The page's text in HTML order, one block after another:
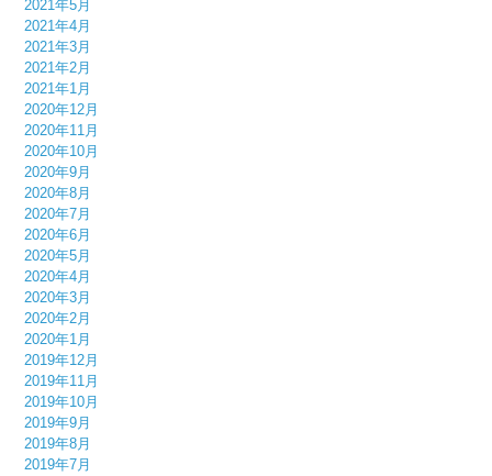
2021年5月
2021年4月
2021年3月
2021年2月
2021年1月
2020年12月
2020年11月
2020年10月
2020年9月
2020年8月
2020年7月
2020年6月
2020年5月
2020年4月
2020年3月
2020年2月
2020年1月
2019年12月
2019年11月
2019年10月
2019年9月
2019年8月
2019年7月